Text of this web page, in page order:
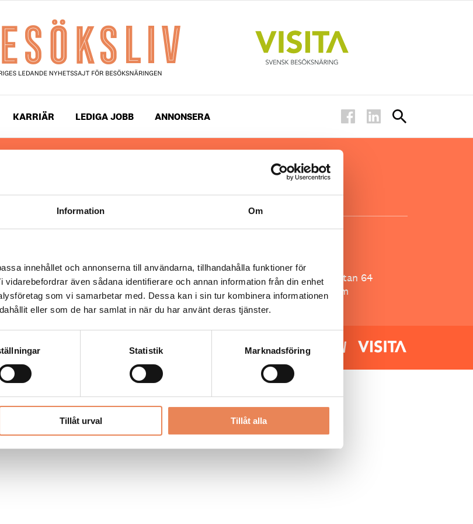
Information Om
innehållet och annonserna till användarna, tillhandahålla funktioner för
även sådana identifierare och annan information från din enhet
som vi samarbetar med. Dessa kan i sin tur kombinera informationen
eller som de har samlat in när du har använt deras tjänster.
Statistik Marknadsföring
Tillåt urval Tillåt alla
KARRIÄR LEDIGA JOBB ANNONSERA
mest uppdaterade nyheter och snackisar inom
i sin tryckta form är ett affärsmagasin för ägare
material på besoksliv.se är skyddat
enligt lagen om upphovsrätt.
Besöksliv
Spoon, Brännkyrkagatan 64
118 23 Stockholm
ANNONSERA